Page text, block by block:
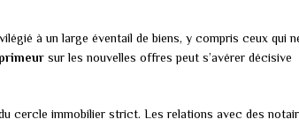
à un large éventail de biens, y compris ceux qui
sur les nouvelles offres peut s’avérer décisive
cercle immobilier strict. Les relations avec des